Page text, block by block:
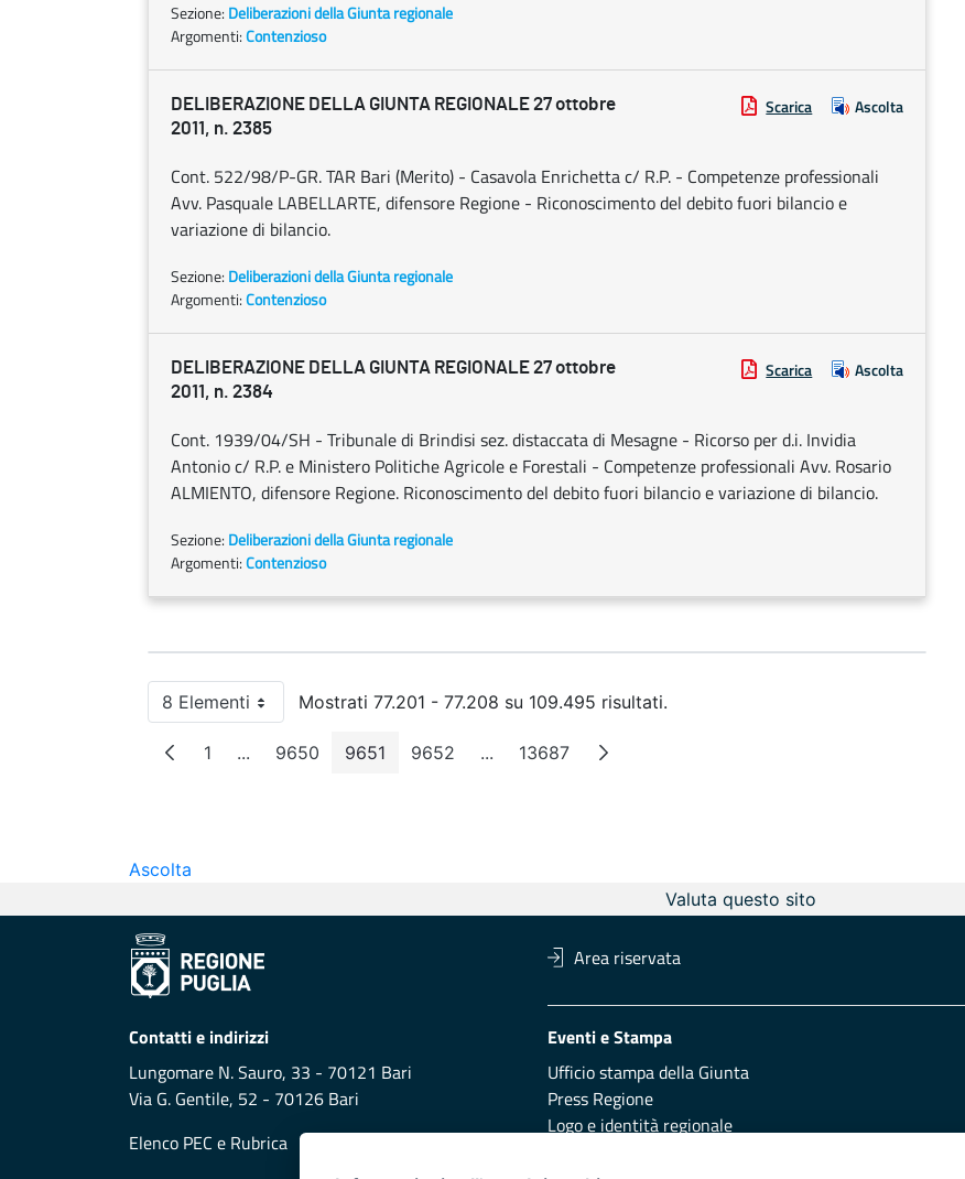
Sezione: Deliberazioni della Giunta regionale
Argomenti:Contenzioso
DELIBERAZIONE DELLA GIUNTA REGIONALE 27 ottobre
2011, n. 2385
Scarica Ascolta
Cont. 522/98/P-GR. TAR Bari (Merito) - Casavola Enrichetta c/ R.P. - Competenze professionali
Avv. Pasquale LABELLARTE, difensore Regione - Riconoscimento del debito fuori bilancio e
variazione di bilancio.
Sezione: Deliberazioni della Giunta regionale
Argomenti:Contenzioso
DELIBERAZIONE DELLA GIUNTA REGIONALE 27 ottobre
2011, n. 2384
Scarica Ascolta
Cont. 1939/04/SH - Tribunale di Brindisi sez. distaccata di Mesagne - Ricorso per d.i. Invidia
Antonio c/ R.P. e Ministero Politiche Agricole e Forestali - Competenze professionali Avv. Rosario
ALMIENTO, difensore Regione. Riconoscimento del debito fuori bilancio e variazione di bilancio.
Sezione: Deliberazioni della Giunta regionale
Argomenti:Contenzioso
8 ElementiPer paginaMostrati 77.201 - 77.208 su 109.495 risultati.
Pagina
1 ...Pagine intermedie
Pagina
9650 Pagina
9651 Pagina
9652 ...Pagine intermedie
Pagina
13687
Ascolta
Valuta questo sito
Area riservata
Contatti e indirizzi
Lungomare N. Sauro, 33 - 70121 Bari
Via G. Gentile, 52 - 70126 Bari
Elenco PEC e Rubrica
Eventi e Stampa
Ufficio stampa della Giunta
Press Regione
Logo e identità regionale